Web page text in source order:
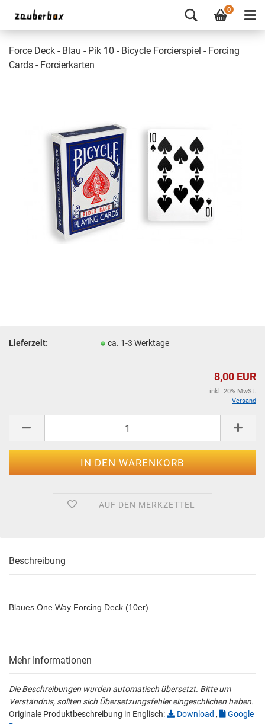
0
Force Deck - Blau - Pik 10 - Bicycle Forcierspiel - Forcing
Cards - Forcierkarten
Lieferzeit: ca. 1-3 Werktage
8,00 EUR
inkl. 20% MwSt.
Versand
AUF DEN MERKZETTEL
Beschreibung
Blaues One Way Forcing Deck (10er)...
Mehr Informationen
Die Beschreibungen wurden automatisch übersetzt. Bitte um
Verständnis, sollten sich Übersetzungsfehler eingeschlichen haben.
Originale Produktbeschreibung in Englisch:
Download ,
Google